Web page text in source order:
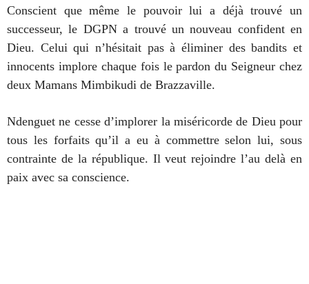
Conscient que même le pouvoir lui a déjà trouvé un
successeur, le DGPN a trouvé un nouveau confident en
Dieu. Celui qui n’hésitait pas à éliminer des bandits et
innocents implore chaque fois le pardon du Seigneur chez
deux Mamans Mimbikudi de Brazzaville.
Ndenguet ne cesse d’implorer la miséricorde de Dieu pour
tous les forfaits qu’il a eu à commettre selon lui, sous
contrainte de la république. Il veut rejoindre l’au delà en
paix avec sa conscience.